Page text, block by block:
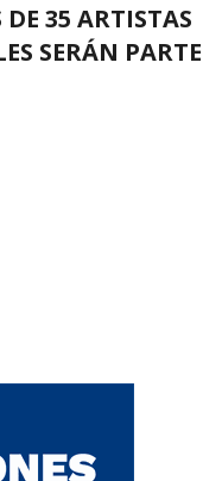
35 ARTISTAS
SERÁN PARTE